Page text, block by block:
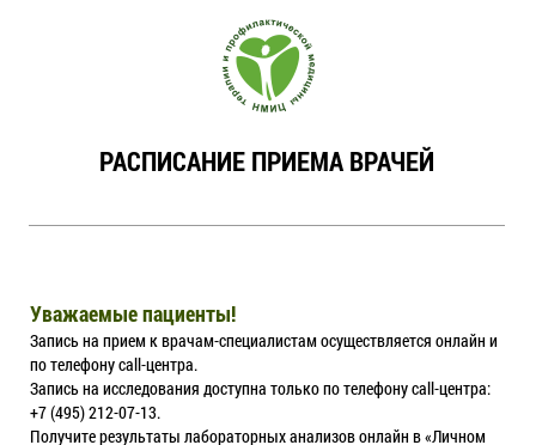
РАСПИСАНИЕ ПРИЕМА ВРАЧЕЙ
Уважаемые пациенты!
Запись на прием к врачам-специалистам осуществляется онлайн и
по телефону call-центра.
Запись на исследования доступна только по телефону call-центра:
+7 (495) 212-07-13.
Получите результаты лабораторных анализов онлайн в «Личном